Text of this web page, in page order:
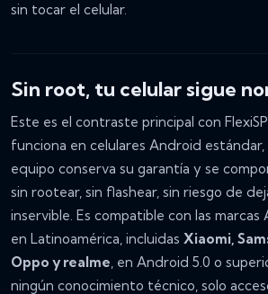
sin tocar el celular.
Sin root, tu celular sigue
Este es el contraste principal con
funciona en celulares Android estándar,
equipo conserva su garantía y se
sin rootear, sin flashear, sin riesgo de
inservible. Es compatible con las
en Latinoamérica, incluidas Xiaomi,
Oppo y realme, en Android 5.0 o
ningún conocimiento técnico, solo